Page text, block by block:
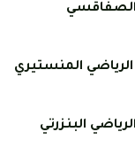
الصفاقسي
الرياضي المنستيري
البنزرتي